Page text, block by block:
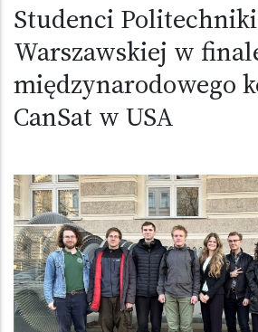
Studenci Politechniki
Warszawskiej w
międzynarodowego
CanSat w USA
Obraz (old)